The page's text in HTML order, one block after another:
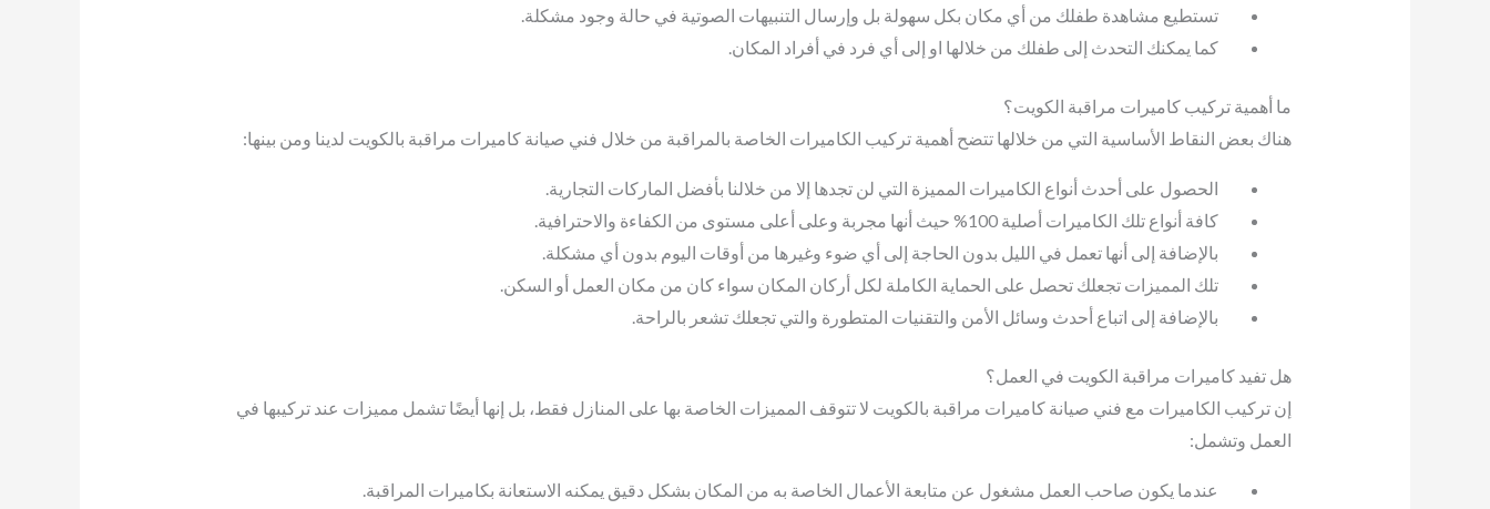
تستطيع مشاهدة طفلك من أي مكان بكل سهولة بل وإرسال التنبيهات الصوتية في حالة وجود مشكلة.
كما يمكنك التحدث إلى طفلك من خلالها او إلى أي فرد في أفراد المكان.
ما أهمية تركيب كاميرات مراقبة الكويت؟
هناك بعض النقاط الأساسية التي من خلالها تتضح أهمية تركيب الكاميرات الخاصة بالمراقبة من خلال فني صيانة كاميرات مراقبة بالكويت لدينا ومن بينها:
الحصول على أحدث أنواع الكاميرات المميزة التي لن تجدها إلا من خلالنا بأفضل الماركات التجارية.
كافة أنواع تلك الكاميرات أصلية 100% حيث أنها مجربة وعلى أعلى مستوى من الكفاءة والاحترافية.
بالإضافة إلى أنها تعمل في الليل بدون الحاجة إلى أي ضوء وغيرها من أوقات اليوم بدون أي مشكلة.
تلك المميزات تجعلك تحصل على الحماية الكاملة لكل أركان المكان سواء كان من مكان العمل أو السكن.
بالإضافة إلى اتباع أحدث وسائل الأمن والتقنيات المتطورة والتي تجعلك تشعر بالراحة.
هل تفيد كاميرات مراقبة الكويت في العمل؟
إن تركيب الكاميرات مع فني صيانة كاميرات مراقبة بالكويت لا تتوقف المميزات الخاصة بها على المنازل فقط، بل إنها أيضًا تشمل مميزات عند تركيبها في
العمل وتشمل:
عندما يكون صاحب العمل مشغول عن متابعة الأعمال الخاصة به من المكان بشكل دقيق يمكنه الاستعانة بكاميرات المراقبة.